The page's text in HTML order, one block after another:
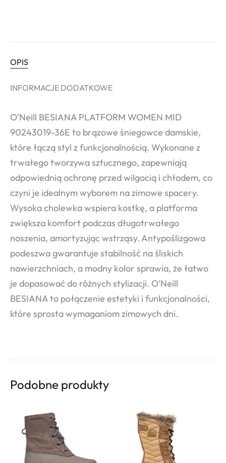
OPIS
INFORMACJE DODATKOWE
O’Neill BESIANA PLATFORM WOMEN MID
90243019-36E to brązowe śniegowce damskie,
które łączą styl z funkcjonalnością. Wykonane z
trwałego tworzywa sztucznego, zapewniają
odpowiednią ochronę przed wilgocią i chłodem, co
czyni je idealnym wyborem na zimowe spacery.
Wysoka cholewka wspiera kostkę, a platforma
zwiększa komfort podczas długotrwałego
noszenia, amortyzując wstrząsy. Antypoślizgowa
podeszwa gwarantuje stabilność na śliskich
nawierzchniach, a modny kolor sprawia, że łatwo
je dopasować do różnych stylizacji. O’Neill
BESIANA to połączenie estetyki i funkcjonalności,
które sprosta wymaganiom zimowych dni.
Podobne produkty